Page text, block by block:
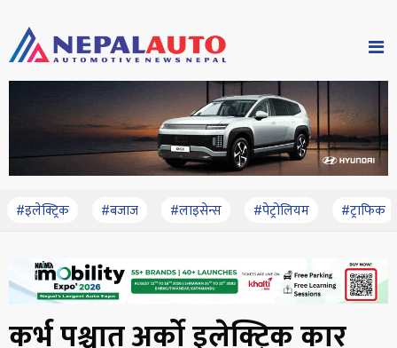
#इलेक्ट्रिक #बजाज #लाइसेन्स #पेट्रोलियम #ट्राफिक
कर्भ पश्चात अर्को इलेक्ट्रिक कार